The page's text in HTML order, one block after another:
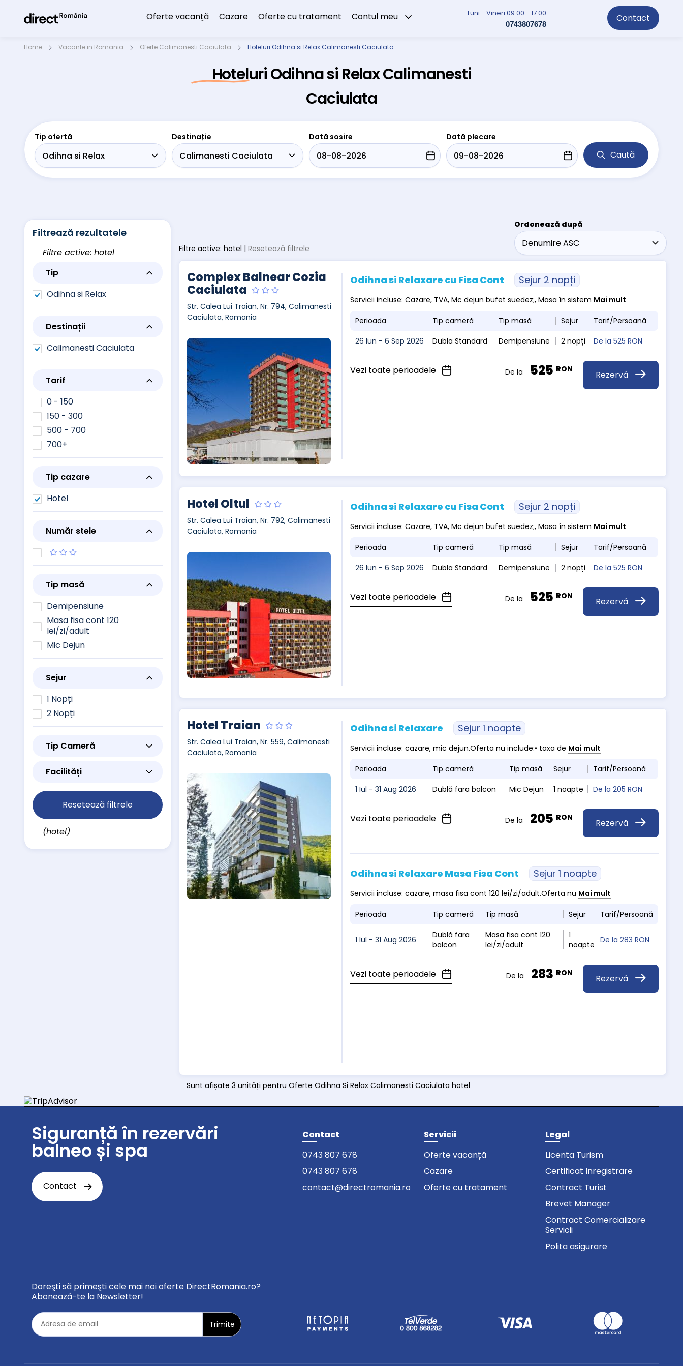
Oferte vacanţă Cazare Oferte cu tratament Contul meu Luni - Vineri 09:00 - 17:00
0743807678 Contact
Home Vacante in Romania Oferte Calimanesti Caciulata Hoteluri Odihna si Relax Calimanesti Caciulata
Hoteluri Odihna si Relax Calimanesti
Caciulata
Tip ofertă Destinație Dată sosire Dată plecare
Caută
Filtrează rezultatele
Filtre active: hotel
Tip
Odihna si Relax
Destinații
Calimanesti Caciulata
Tarif
0 - 150
150 - 300
500 - 700
700+
Tip cazare
Hotel
Număr stele
Tip masă
Demipensiune
Masa fisa cont 120
lei/zi/adult
Mic Dejun
Sejur
1 Nopți
2 Nopți
Tip Cameră
Facilități
Resetează filtrele
(hotel)
Filtre active: hotel | Resetează filtrele
Ordonează după
Complex Balnear Cozia
Caciulata
Str. Calea Lui Traian, Nr. 794, Calimanesti
Caciulata, Romania
Odihna si Relaxare cu Fisa Cont Sejur 2 nopți
Servicii incluse: Cazare, TVA, Mc dejun bufet suedez;, Masa în sistem Mai mult
Perioada Tip cameră Tip masă Sejur
Tarif/Persoană
26 Iun - 6 Sep 2026
Dubla Standard Demipensiune 2 nopți De la525 RON
Vezi toate perioadele Rezervă
De la 525 RON
Hotel Oltul
Str. Calea Lui Traian, Nr. 792, Calimanesti
Caciulata, Romania
Odihna si Relaxare cu Fisa Cont Sejur 2 nopți
Servicii incluse: Cazare, TVA, Mc dejun bufet suedez;, Masa în sistem Mai mult
Perioada Tip cameră Tip masă Sejur
Tarif/Persoană
26 Iun - 6 Sep 2026
Dubla Standard Demipensiune 2 nopți De la525 RON
Vezi toate perioadele Rezervă
De la 525 RON
Hotel Traian
Str. Calea Lui Traian, Nr. 559, Calimanesti
Caciulata, Romania
Odihna si Relaxare Sejur 1 noapte
Servicii incluse: cazare, mic dejun.Oferta nu include:• taxa de Mai mult
Perioada Tip cameră Tip masă Sejur
Tarif/Persoană
1 Iul - 31 Aug 2026
Dublă fara balcon Mic Dejun 1 noapte De la205 RON
Vezi toate perioadele Rezervă
De la 205 RON
Odihna si Relaxare Masa Fisa Cont Sejur 1 noapte
Servicii incluse: cazare, masa fisa cont 120 lei/zi/adult.Oferta nu Mai mult
Perioada Tip cameră Tip masă Sejur Tarif/Persoană
1 Iul - 31 Aug 2026
Dublă fara
balcon
Masa fisa cont 120
lei/zi/adult
1
noapte
De la283 RON
Vezi toate perioadele Rezervă
De la 283 RON
Sunt afișate 3 unități pentru Oferte Odihna Si Relax Calimanesti Caciulata hotel
Siguranță în rezervări
balneo și spa
Contact
Contact
0743 807 678
0743 807 678
contact@directromania.ro
Servicii
Oferte vacanță
Cazare
Oferte cu tratament
Legal
Licenta Turism
Certificat Inregistrare
Contract Turist
Brevet Manager
Contract Comercializare
Servicii
Polita asigurare
Doreşti să primeşti cele mai noi oferte DirectRomania.ro?
Abonează-te la Newsletter!